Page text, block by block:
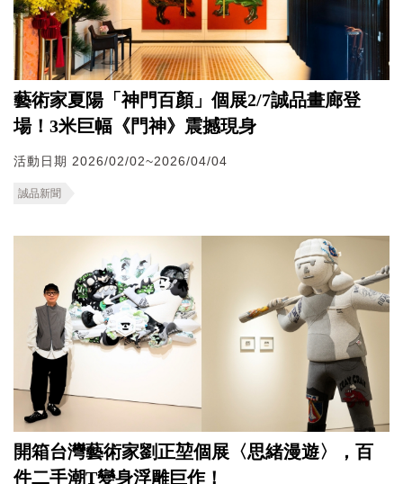
藝術家夏陽「神門百顏」個展2/7誠品畫廊登
場！3米巨幅《門神》震撼現身
活動日期 2026/02/02~2026/04/04
誠品新聞
開箱台灣藝術家劉正堃個展〈思緒漫遊〉，百
件二手潮T變身浮雕巨作！